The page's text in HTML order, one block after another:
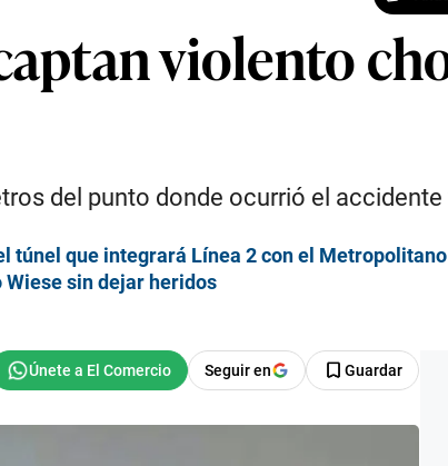
violento
del punto donde ocurrió el accidente
túnel que integrará Línea 2 con el Metropolitano
Wiese sin dejar heridos
Seguir en Guardar